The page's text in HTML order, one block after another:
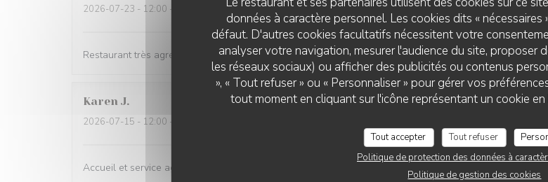
données à caractère personnel. Les cookies dits «
défaut. D'autres cookies facultatifs nécessitent votre
analyser votre navigation, mesurer l'audience du site, proposer
les réseaux sociaux) ou afficher des publicités ou contenus
», « Tout refuser » ou « Personnaliser » pour gérer vos
tout moment en cliquant sur l'icône représentant un cookie
Tout accepter Tout refuser
Politique de protection des données à
Politique de gestion des cookies
2026-07-23 - 12:00 - Couverts 3 Service :5/5 Ambiance :5/5
Restaurant très agréable. Les plats sont bons
Karen J
2026-07-15 - 12:00 - Couverts 4
Accueil et service agréable, les plats sont simples mais bons.